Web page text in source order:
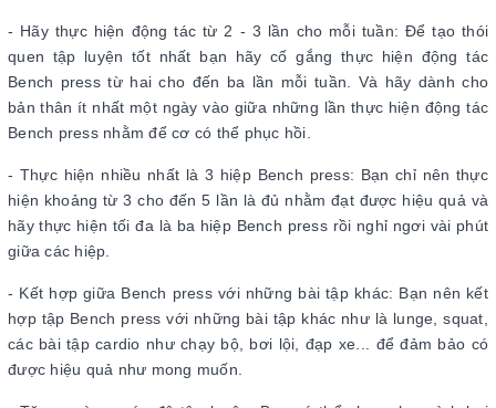
- Hãy thực hiện động tác từ 2 - 3 lần cho mỗi tuần: Để tạo thói
quen tập luyện tốt nhất bạn hãy cố gắng thực hiện động tác
Bench press từ hai cho đến ba lần mỗi tuần. Và hãy dành cho
bản thân ít nhất một ngày vào giữa những lần thực hiện động tác
Bench press nhằm để cơ có thể phục hồi.
- Thực hiện nhiều nhất là 3 hiệp Bench press: Bạn chỉ nên thực
hiện khoảng từ 3 cho đến 5 lần là đủ nhằm đạt được hiệu quả và
hãy thực hiện tối đa là ba hiệp Bench press rồi nghỉ ngơi vài phút
giữa các hiệp.
- Kết hợp giữa Bench press với những bài tập khác: Bạn nên kết
hợp tập Bench press với những bài tập khác như là lunge, squat,
các bài tập cardio như chạy bộ, bơi lội, đạp xe... để đảm bảo có
được hiệu quả như mong muốn.